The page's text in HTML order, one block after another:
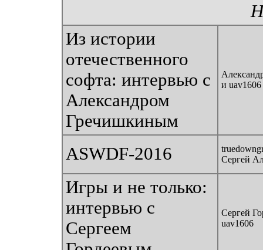
Из истории
отечественного
софта: интервью с
Александром
Гречишкиным
и uav1606
ASWDF-2016
Сергей
Игры и не только:
интервью с
Сергеем
Сергей
uav1606